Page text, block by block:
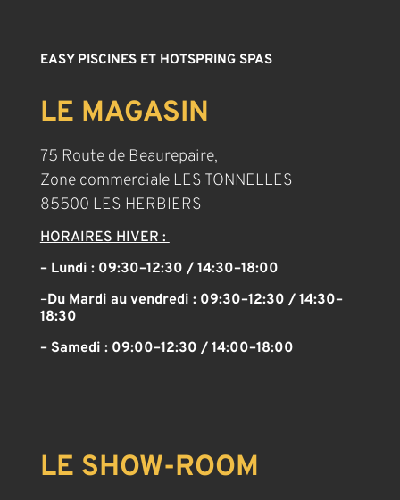
EASY PISCINES ET HOTSPRING SPAS
LE MAGASIN
75 Route de Beaurepaire,
Zone commerciale LES TONNELLES
85500 LES HERBIERS
HORAIRES HIVER :
– Lundi : 09:30–12:30 / 14:30–18:00
–Du Mardi au vendredi : 09:30–12:30 / 14:30–
18:30
– Samedi : 09:00–12:30 / 14:00–18:00
LE SHOW-ROOM